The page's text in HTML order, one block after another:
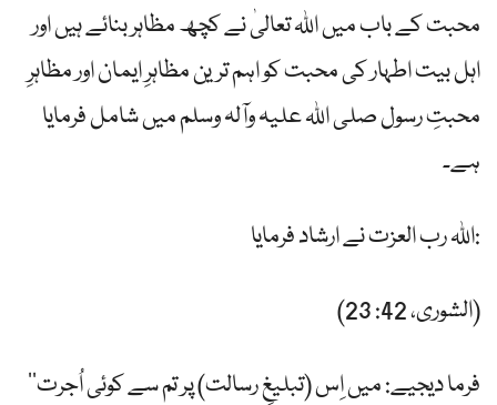
محبت کے باب میں اللہ تعالیٰ نے کچھ مظاہر بنائے ہیں اور
اہل بیت اطہار کی محبت کو اہم ترین مظاہرِ ایمان اور مظاہرِ
محبتِ رسول صلی اللہ علیہ وآلہ وسلم میں شامل فرمایا
ہے۔
اللہ رب العزت نے ارشاد فرمایا:
(الشوری، 42: 23)
’’فرما دیجیے: میں اِس (تبلیغِ رسالت) پر تم سے کوئی اُجرت